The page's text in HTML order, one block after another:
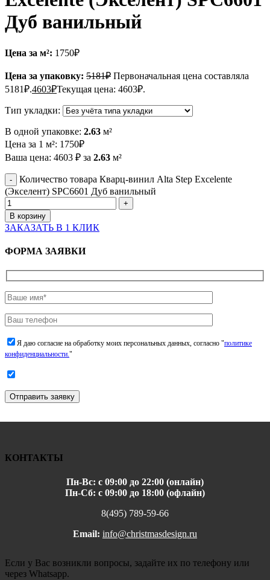
Дуб ванильный
Цена за м²: 1750₽
Цена за упаковку: 5181₽ Первоначальная цена составляла
5181₽.4603₽Текущая цена: 4603₽.
Тип укладки:
В одной упаковке: 2.63 м²
Цена за 1 м²: 1750₽
Ваша цена: 4603 ₽ за 2.63 м²
Количество товара Кварц-винил Alta Step Excelente
(Экселент) SPC6601 Дуб ванильный
В корзину
ЗАКАЗАТЬ В 1 КЛИК
ФОРМА ЗАЯВКИ
Я даю согласие на обработку моих персональных данных, согласно "политике
конфиденциальности."
Отправить заявку
КОНТАКТЫ
Пн-Вс: с 09:00 до 22:00 (онлайн)
Пн-Сб: с 09:00 до 18:00 (офлайн)
8(495) 789-59-66
Email: info@christmasdesign.ru
Если у Вас возникли вопросы, задайте их по телефону или
через Whatsapp.